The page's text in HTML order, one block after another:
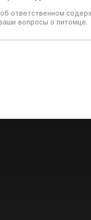
ответственном
вопросы о питомце.